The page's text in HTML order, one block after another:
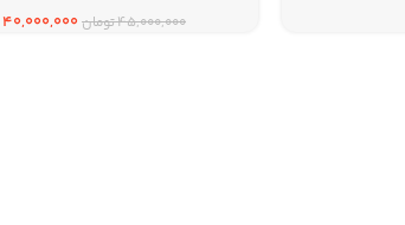
45,000,000تومان40,000,000